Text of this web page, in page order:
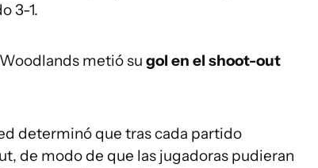
3-1.
metió su gol en el shoot-out
determinó que tras cada partido
de modo de que las jugadoras pudieran